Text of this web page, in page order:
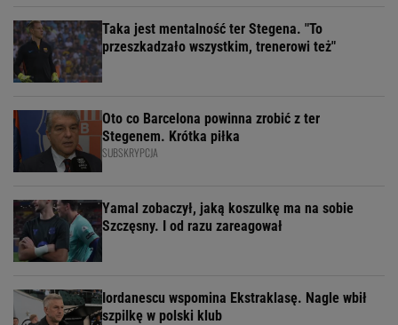
Taka jest mentalność ter Stegena. "To
przeszkadzało wszystkim, trenerowi też"
Oto co Barcelona powinna zrobić z ter
Stegenem. Krótka piłka
SUBSKRYPCJA
Yamal zobaczył, jaką koszulkę ma na sobie
Szczęsny. I od razu zareagował
Iordanescu wspomina Ekstraklasę. Nagle wbił
szpilkę w polski klub